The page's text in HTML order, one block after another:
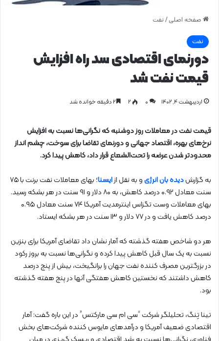
صفحه اصلی / نفت
نفت
دورنمای اقتصادی سد راه افزایش
قیمت نفت شد
اردیبهشت ۴, ۱۴۰۲ 0 ۲
قیمت نفت در معاملات روز دوشنبه که نگرانی‌ها نسبت به افزایش
نرخ‌های بهره، اقتصاد جهانی و دورنمای تقاضا برای سوخت، چشم انداز
محدودتر شدن عرضه را تحت‌الشعاع قرار داد، کاهش پیدا کرد.
به گزارشدیده بان انرژیو به نقل ازایسنا
؛ بهای معاملات نفت برنت با ۷۵
سنت معادل ۰.۹۲ درصد کاهش، به ۸۰ دلار و ۹۱ سنت در هر بشکه رسید.
بهای معاملات وست تگزاس اینترمدیت آمریکا ۷۴ سنت معادل ۰.۹۵
درصد کاهش یافت و در ۷۷ دلار و ۱۳ سنت در هر بشکه ایستاد.
هر دو شاخص هفته گذشته که آمار نشان داد تقاضای آمریکا برای بنزین
نسبت به یک سال قبل کاهش پیدا کرده و نگرانی‌ها نسبت به بروز رکود
در بزرگترین مصرف کننده نفت جهان را برانگیخت، بیش از پنج درصد
کاهش داشتند که نخستین کاهش هفتگی آنها در پنج هفته گذشته
بود.
تینا تِنگ، تحلیلگر شرکت “سی ام سی مارکتس” در این باره گفت: آمار
اقتصادی ضعیف آمریکا و درآمدهای مایوس کننده شرکت‌های بخش